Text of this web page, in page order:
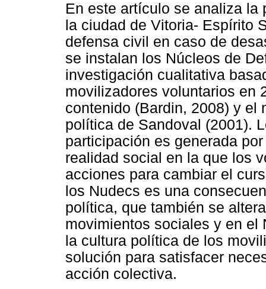
En este artículo se analiza la
la ciudad de Vitoria- Espírito
defensa civil en caso de
se instalan los Núcleos de
investigación cualitativa
movilizadores voluntarios en
contenido (Bardin, 2008) y
política de Sandoval (2001).
participación es generada
realidad social en la que los
acciones para cambiar el
los Nudecs es una
política, que también se
movimientos sociales y en el
la cultura política de los
solución para satisfacer
acción colectiva.